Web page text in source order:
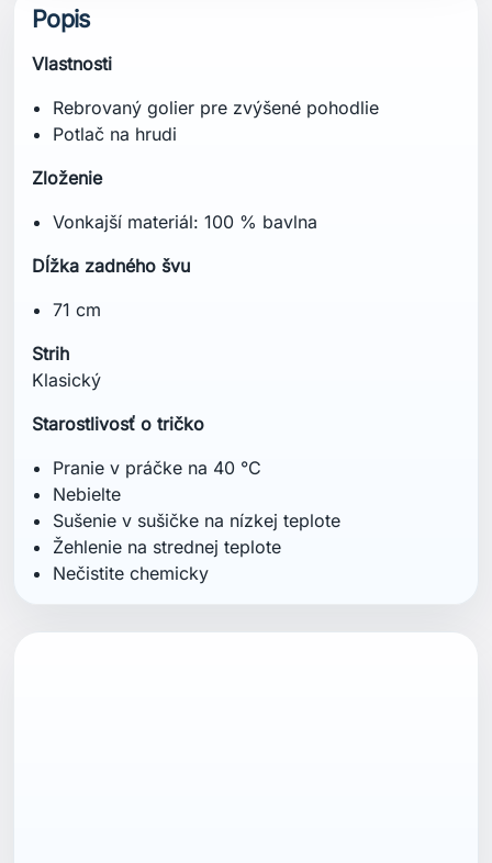
Popis
Vlastnosti
Rebrovaný golier pre zvýšené pohodlie
Potlač na hrudi
Zloženie
Vonkajší materiál: 100 % bavlna
Dĺžka zadného švu
71 cm
Strih
Klasický
Starostlivosť o tričko
Pranie v práčke na 40 °C
Nebielte
Sušenie v sušičke na nízkej teplote
Žehlenie na strednej teplote
Nečistite chemicky